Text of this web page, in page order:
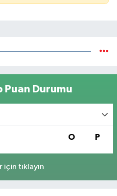
Puan Durumu
O P
için tıklayın